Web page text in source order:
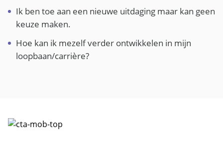
Ik ben toe aan een nieuwe uitdaging maar kan geen
keuze maken.
Hoe kan ik mezelf verder ontwikkelen in mijn
loopbaan/carrière?